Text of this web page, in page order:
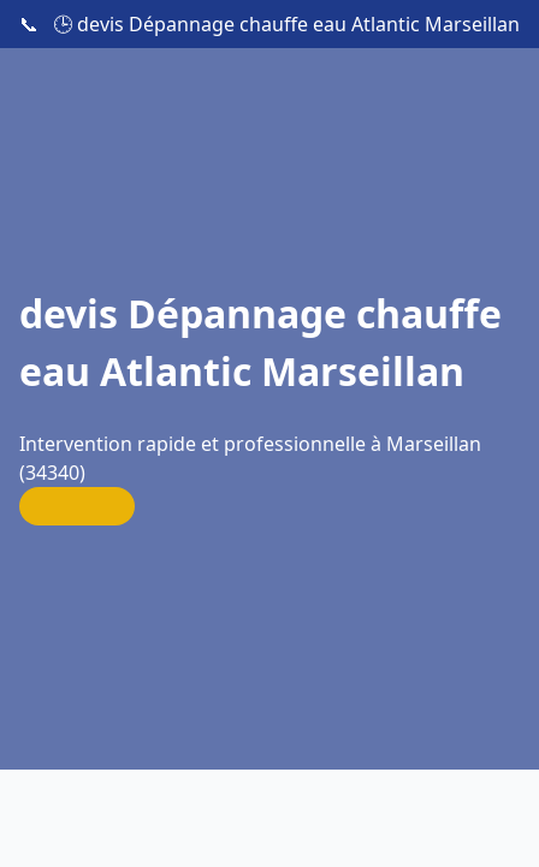
📞 🕒 devis Dépannage chauffe eau Atlantic Marseillan
devis Dépannage chauffe
eau Atlantic Marseillan
Intervention rapide et professionnelle à Marseillan
(34340)